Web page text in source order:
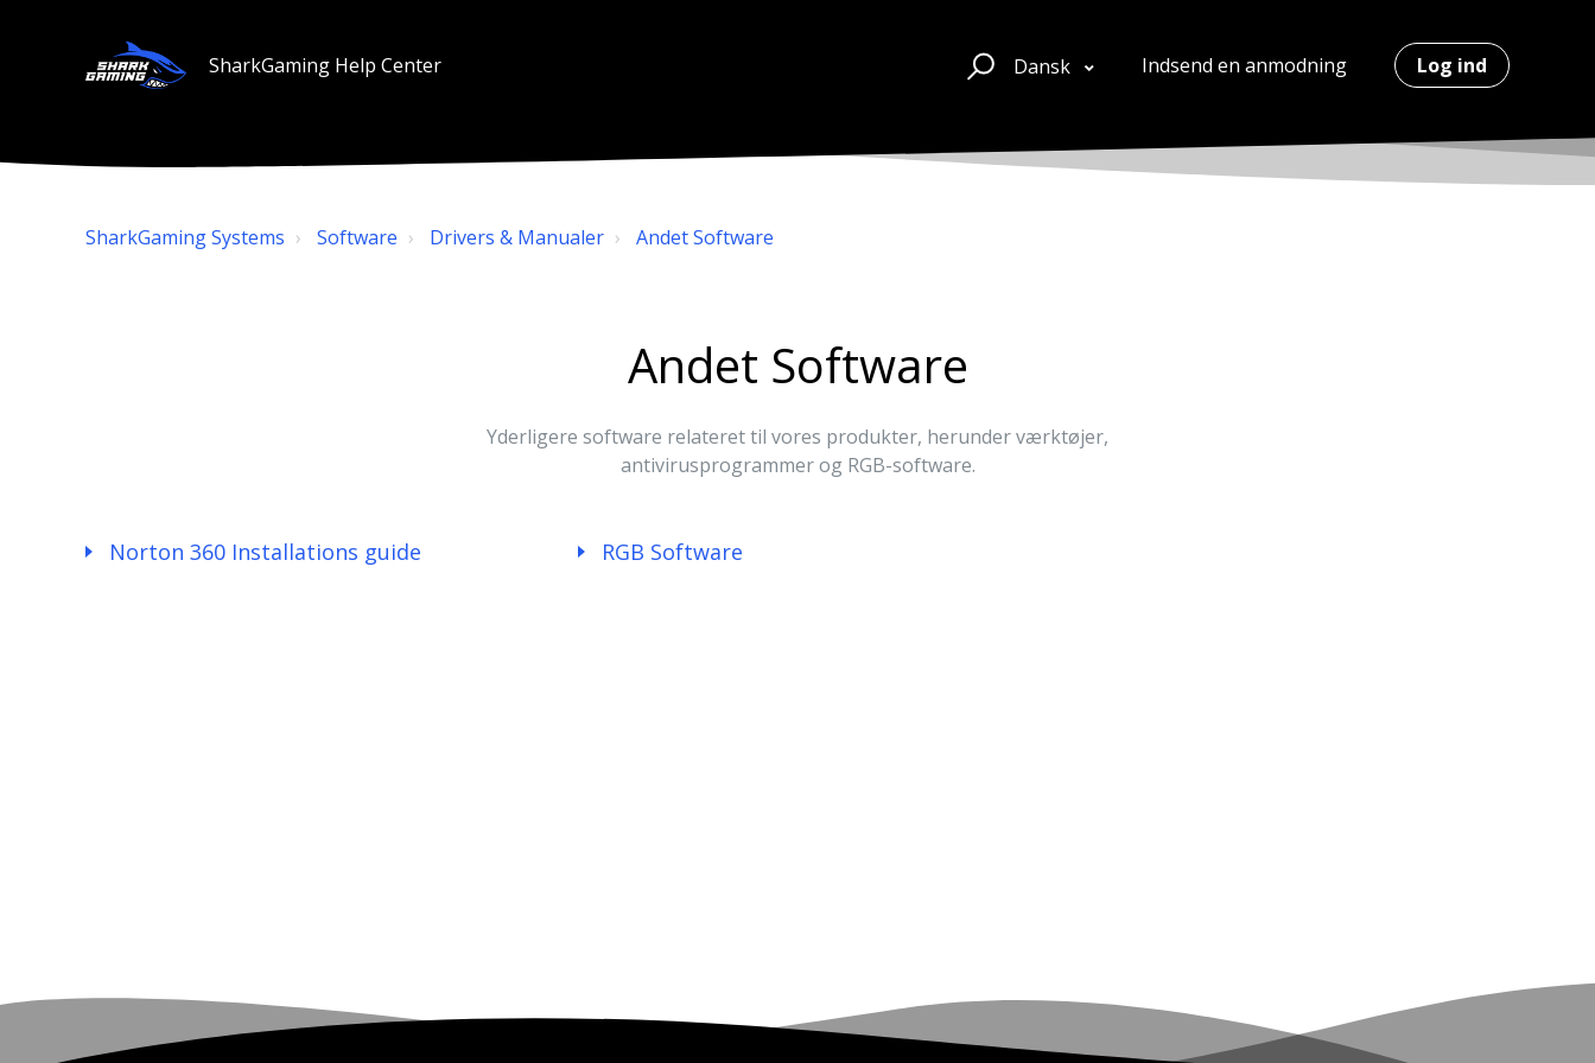
SharkGaming Help Center Dansk Indsend en anmodning Log ind
SharkGaming Systems Software Drivers & Manualer Andet Software
Andet Software
Yderligere software relateret til vores produkter, herunder værktøjer,
antivirusprogrammer og RGB-software.
Norton 360 Installations guide RGB Software